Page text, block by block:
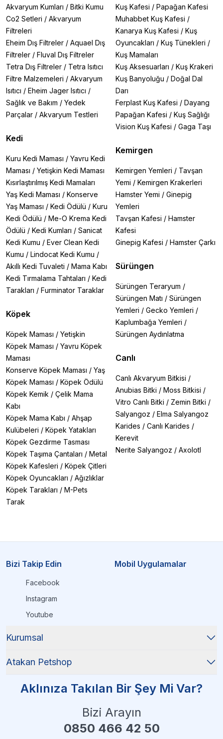
Akvaryum Kumları / Bitki Kumu
Co2 Setleri / Akvaryum
Filtreleri
Eheim Dış Filtreler / Aquael Dış
Filtreler / Fluval Dış Filtreler
Tetra Dış Filtreler / Tetra Isıtıcı
Filtre Malzemeleri / Akvaryum
Isıtıcı / Eheim Jager Isıtıcı /
Sağlık ve Bakım / Yedek
Parçalar / Akvaryum Testleri
Kedi
Kuru Kedi Maması / Yavru Kedi
Maması / Yetişkin Kedi Maması
Kısırlaştırılmış Kedi Mamaları
Yaş Kedi Maması / Konserve
Yaş Maması / Kedi Ödülü / Kuru
Kedi Ödülü / Me-O Krema Kedi
Ödülü / Kedi Kumları / Sanicat
Kedi Kumu / Ever Clean Kedi
Kumu / Lindocat Kedi Kumu /
Akıllı Kedi Tuvaleti / Mama Kabı
Kedi Tırmalama Tahtaları / Kedi
Tarakları / Furminator Taraklar
Köpek
Köpek Maması / Yetişkin
Köpek Maması / Yavru Köpek
Maması
Konserve Köpek Maması / Yaş
Köpek Maması / Köpek Ödülü
Köpek Kemik / Çelik Mama
Kabı
Köpek Mama Kabı / Ahşap
Kulübeleri / Köpek Yatakları
Köpek Gezdirme Tasması
Köpek Taşıma Çantaları / Metal
Köpek Kafesleri / Köpek Çitleri
Köpek Oyuncakları / Ağızlıklar
Köpek Tarakları / M-Pets
Tarak
Kuş Kafesi / Papağan Kafesi
Muhabbet Kuş Kafesi /
Kanarya Kuş Kafesi / Kuş
Oyuncakları / Kuş Tünekleri /
Kuş Mamaları
Kuş Aksesuarları / Kuş Krakeri
Kuş Banyoluğu / Doğal Dal
Darı
Ferplast Kuş Kafesi / Dayang
Papağan Kafesi / Kuş Sağlığı
Vision Kuş Kafesi / Gaga Taşı
Kemirgen
Kemirgen Yemleri / Tavşan
Yemi / Kemirgen Krakerleri
Hamster Yemi / Ginepig
Yemleri
Tavşan Kafesi / Hamster
Kafesi
Ginepig Kafesi / Hamster Çarkı
Sürüngen
Sürüngen Teraryum /
Sürüngen Matı / Sürüngen
Yemleri / Gecko Yemleri /
Kaplumbağa Yemleri /
Sürüngen Aydınlatma
Canlı
Canlı Akvaryum Bitkisi /
Anubias Bitki / Moss Bitkisi /
Vitro Canlı Bitki / Zemin Bitki /
Salyangoz / Elma Salyangoz
Karides / Canlı Karides /
Kerevit
Nerite Salyangoz / Axolotl
Bizi Takip Edin
Facebook
Instagram
Youtube
Mobil Uygulamalar
Kurumsal
Atakan Petshop
Aklınıza Takılan Bir Şey Mi Var?
Bizi Arayın
0850 466 42 50